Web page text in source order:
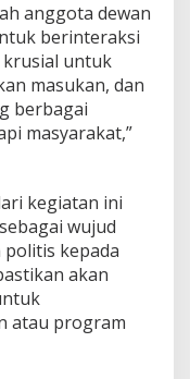
a
n
K
e
s
e
j
t
e
r
a
a
n
a
anggota dewan
berinteraksi
krusial untuk
masukan, dan
berbagai
masyarakat,”
kegiatan ini
wujud
kepada
akan
atau program